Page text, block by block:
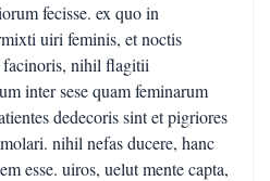
fecisse. ex quo in
uiri feminis, et noctis
nihil flagitii
inter sese quam feminarum
dedecoris sint et pigriores
nihil nefas ducere, hanc
esse. uiros, uelut mente capta,